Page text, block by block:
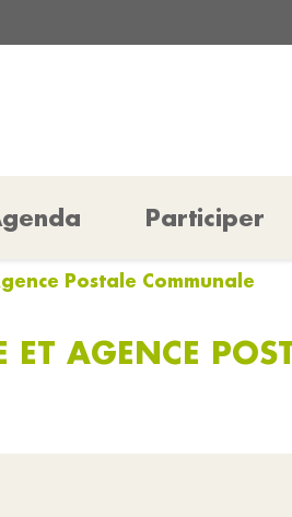
Participer
Postale Communale
AGENCE